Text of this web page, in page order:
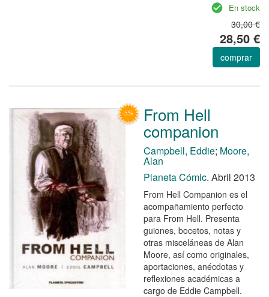
En stock
30,00 €
28,50 €
comprar
From Hell
companion
Campbell, Eddie; Moore,
Alan
Planeta Cómic. Abril 2013
From Hell Companion es el
acompañamiento perfecto
para From Hell. Presenta
guiones, bocetos, notas y
otras misceláneas de Alan
Moore, así como originales,
aportaciones, anécdotas y
reflexiones académicas a
cargo de Eddie Campbell.